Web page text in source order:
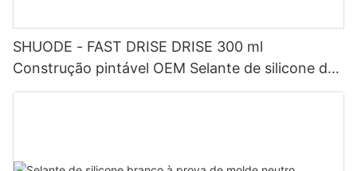
SHUODE - FAST DRISE DRISE 300 ml
Construção pintável OEM Selante de silicone de
acrílico de acrílico selante